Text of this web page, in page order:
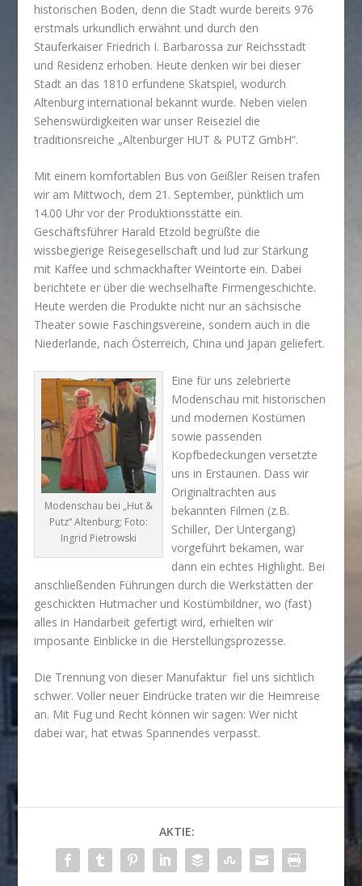
historischen Boden, denn die Stadt wurde bereits 976
erstmals urkundlich erwähnt und durch den
Stauferkaiser Friedrich I. Barbarossa zur Reichsstadt
und Residenz erhoben. Heute denken wir bei dieser
Stadt an das 1810 erfundene Skatspiel, wodurch
Altenburg international bekannt wurde. Neben vielen
Sehenswürdigkeiten war unser Reiseziel die
traditionsreiche „Altenburger HUT & PUTZ GmbH“.
Mit einem komfortablen Bus von Geißler Reisen trafen
wir am Mittwoch, dem 21. September, pünkt­lich um
14.00 Uhr vor der Produktionsstätte ein.
Geschäftsführer Harald Etzold begrüßte die
wissbegierige Reisegesellschaft und lud zur Stärkung
mit Kaffee und schmackhafter Weintorte ein. Dabei
berichtete er über die wechselhafte Firmengeschichte.
Heute werden die Produkte nicht nur an sächsische
Theater sowie Faschingsvereine, sondern auch in die
Niederlande, nach Österreich, China und Japan geliefert.
Modenschau bei „Hut &
Putz“ Altenburg; Foto:
Ingrid Pietrowski
Eine für uns zelebrierte
Modenschau mit historischen
und modernen Kostümen
sowie passenden
Kopfbedeckun­gen versetzte
uns in Erstaunen. Dass wir
Originaltrachten aus
bekannten Filmen (z.B.
Schiller, Der Untergang)
vorgeführt be­kamen, war
dann ein echtes Highlight. Bei
anschließenden Führungen durch die Werkstätten der
geschickten Hutmacher und Kostümbildner, wo (fast)
alles in Handarbeit gefertigt wird, erhielten wir
imposante Einblicke in die Herstellungsprozesse.
Die Trennung von dieser Manufaktur fiel uns sichtlich
schwer. Voller neuer Eindrücke traten wir die Heimreise
an. Mit Fug und Recht können wir sagen: Wer nicht
dabei war, hat etwas Spannendes verpasst.
AKTIE: